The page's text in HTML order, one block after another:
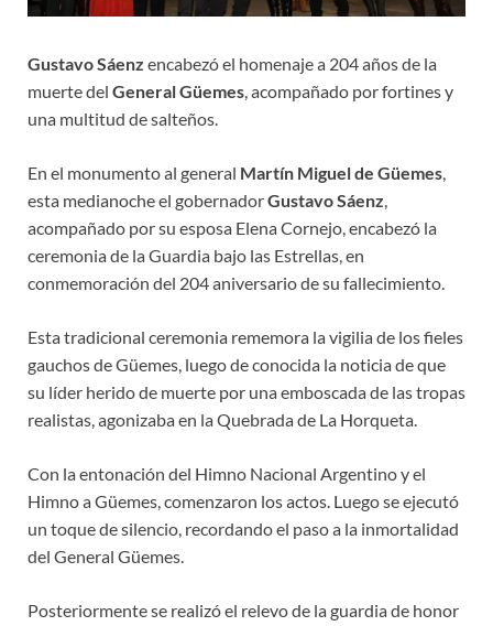
Gustavo Sáenz encabezó el homenaje a 204 años de la
muerte del General Güemes, acompañado por fortines y
una multitud de salteños.
En el monumento al general Martín Miguel de Güemes,
esta medianoche el gobernadorGustavo Sáenz,
acompañado por su esposa Elena Cornejo, encabezó la
ceremonia de la Guardia bajo las Estrellas, en
conmemoración del 204 aniversario de su fallecimiento.
Esta tradicional ceremonia rememora la vigilia de los fieles
gauchos de Güemes, luego de conocida la noticia de que
su líder herido de muerte por una emboscada de las tropas
realistas, agonizaba en la Quebrada de La Horqueta.
Con la entonación del Himno Nacional Argentino y el
Himno a Güemes, comenzaron los actos. Luego se ejecutó
un toque de silencio, recordando el paso a la inmortalidad
del General Güemes.
Posteriormente se realizó el relevo de la guardia de honor